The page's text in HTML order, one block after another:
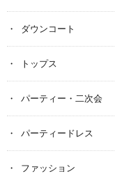
ダウンコート
トップス
パーティー・二次会
パーティードレス
ファッション